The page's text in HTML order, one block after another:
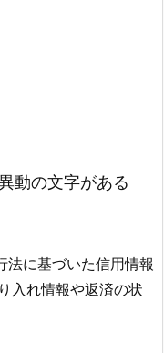
動の文字がある
法に基づいた信用情報
入れ情報や返済の状